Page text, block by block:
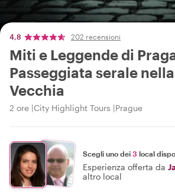
4,8 202 recensioni
Miti e Leggende di
Passeggiata serale
Vecchia
2 ore City Highlight Tours Prague
Scegli uno dei 3 local
Esperienza offerta da
altro local